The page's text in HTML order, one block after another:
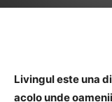
Livingul este una
acolo unde